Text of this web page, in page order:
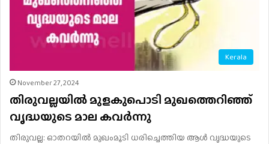
Kerala
November 27, 2024
തിരുവല്ലയിൽ മുളകുപൊടി മുഖത്തെറിഞ്ഞ്
വൃദ്ധയുടെ മാല കവർന്നു
തിരുവല്ല: ഓതറയിൽ മുഖംമൂടി ധരിച്ചെത്തിയ ആൾ വൃദ്ധയുടെ